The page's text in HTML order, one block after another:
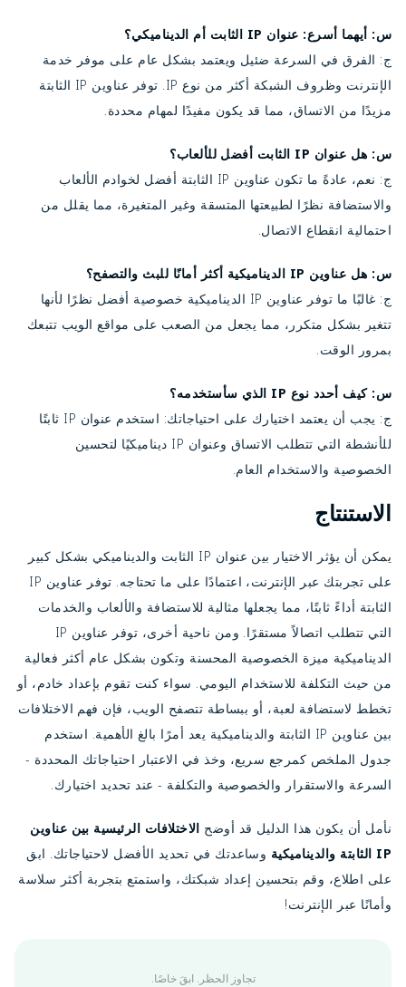
س: أيهما أسرع: عنوان IP الثابت أم الديناميكي؟
ج: الفرق في السرعة ضئيل ويعتمد بشكل عام على موفر خدمة
الإنترنت وظروف الشبكة أكثر من نوع IP. توفر عناوين IP الثابتة
مزيدًا من الاتساق، مما قد يكون مفيدًا لمهام محددة.
س: هل عنوان IP الثابت أفضل للألعاب؟
ج: نعم، عادةً ما تكون عناوين IP الثابتة أفضل لخوادم الألعاب
والاستضافة نظرًا لطبيعتها المتسقة وغير المتغيرة، مما يقلل من
احتمالية انقطاع الاتصال.
س: هل عناوين IP الديناميكية أكثر أمانًا للبث والتصفح؟
ج: غالبًا ما توفر عناوين IP الديناميكية خصوصية أفضل نظرًا لأنها
تتغير بشكل متكرر، مما يجعل من الصعب على مواقع الويب تتبعك
بمرور الوقت.
س: كيف أحدد نوع IP الذي سأستخدمه؟
ج: يجب أن يعتمد اختيارك على احتياجاتك: استخدم عنوان IP ثابتًا
للأنشطة التي تتطلب الاتساق وعنوان IP ديناميكيًا لتحسين
الخصوصية والاستخدام العام.
الاستنتاج
يمكن أن يؤثر الاختيار بين عنوان IP الثابت والديناميكي بشكل كبير
على تجربتك عبر الإنترنت، اعتمادًا على ما تحتاجه. توفر عناوين IP
الثابتة أداءً ثابتًا، مما يجعلها مثالية للاستضافة والألعاب والخدمات
التي تتطلب اتصالاً مستقرًا. ومن ناحية أخرى، توفر عناوين IP
الديناميكية ميزة الخصوصية المحسنة وتكون بشكل عام أكثر فعالية
من حيث التكلفة للاستخدام اليومي. سواء كنت تقوم بإعداد خادم، أو
تخطط لاستضافة لعبة، أو ببساطة تتصفح الويب، فإن فهم الاختلافات
بين عناوين IP الثابتة والديناميكية يعد أمرًا بالغ الأهمية. استخدم
جدول الملخص كمرجع سريع، وخذ في الاعتبار احتياجاتك المحددة -
السرعة والاستقرار والخصوصية والتكلفة - عند تحديد اختيارك.
نأمل أن يكون هذا الدليل قد أوضح الاختلافات الرئيسية بين عناوين
IP الثابتة والديناميكية
وساعدتك في تحديد الأفضل لاحتياجاتك. ابق
على اطلاع، وقم بتحسين إعداد شبكتك، واستمتع بتجربة أكثر سلاسة
وأمانًا عبر الإنترنت!
تجاوز الحظر. ابقَ خاصًا.